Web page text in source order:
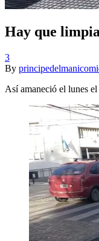
Hay que
3
By
Así amaneció el lunes